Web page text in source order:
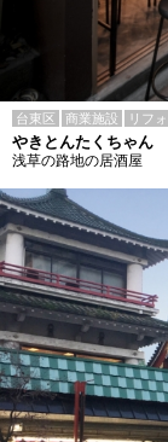
台東区 商業施設 リフ
やきとんたくちゃん
浅草の路地の居酒屋